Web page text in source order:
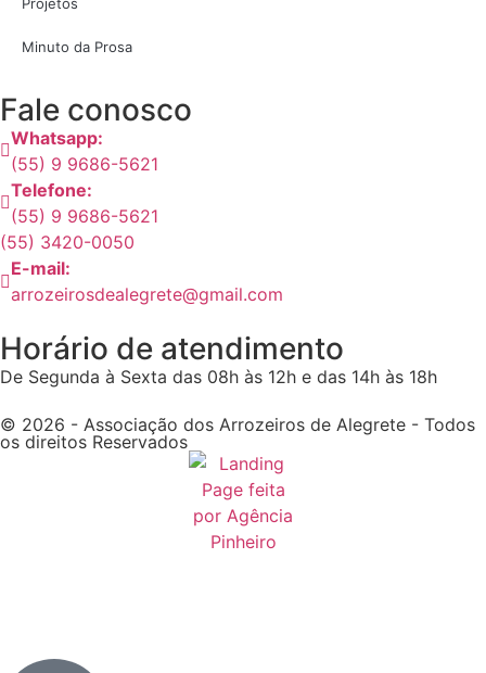
Minuto da Prosa
Fale conosco
Whatsapp:
(55) 9 9686-5621
Telefone:
(55) 9 9686-5621
(55) 3420-0050
E-mail:
arrozeirosdealegrete@gmail.com
Horário de atendimento
De Segunda à Sexta das 08h às 12h e das 14h às 18h
© 2026 - Associação dos Arrozeiros de Alegrete - Todos
os direitos Reservados